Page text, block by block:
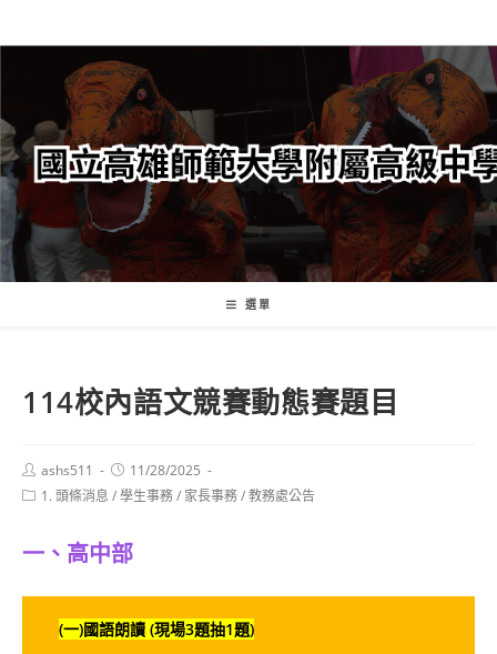
轉
要
內
容
選單
114校內語文競賽動態賽題目
Post
author:
ashs511
Post
published:
11/28/2025
Post1. 頭條消息 /學生事務/ 家長事務/教務處公告
一、高中部
(一)國語朗讀 (現場3題抽1題)